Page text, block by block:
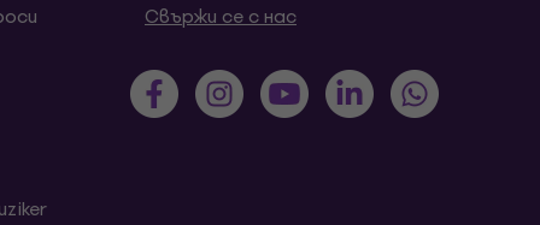
Свържи се с нас